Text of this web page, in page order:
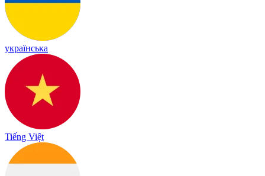
українська
Tiếng Việt